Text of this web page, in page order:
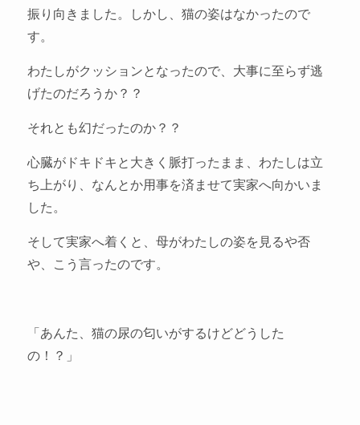
振り向きました。しかし、猫の姿はなかったので
す。
わたしがクッションとなったので、大事に至らず逃
げたのだろうか？？
それとも幻だったのか？？
心臓がドキドキと大きく脈打ったまま、わたしは立
ち上がり、なんとか用事を済ませて実家へ向かいま
した。
そして実家へ着くと、母がわたしの姿を見るや否
や、こう言ったのです。
「あんた、猫の尿の匂いがするけどどうした
の！？」